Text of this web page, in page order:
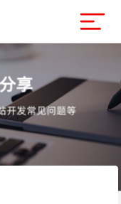
享
开发常见问题等